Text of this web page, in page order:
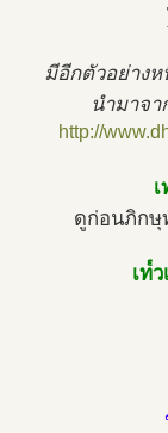
มีอีกตัวอย่าง
นำมาจ
http://
ดูก่อนภิกษุ
เท๎ว